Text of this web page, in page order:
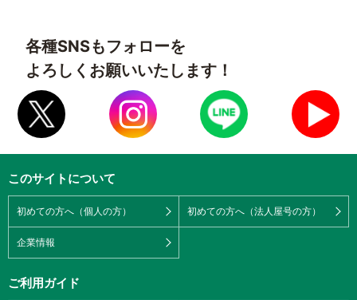
各種SNSもフォローを
よろしくお願いいたします！
このサイトについて
初めての方へ（個人の方） 初めての方へ（法人屋号の方）
企業情報
ご利用ガイド